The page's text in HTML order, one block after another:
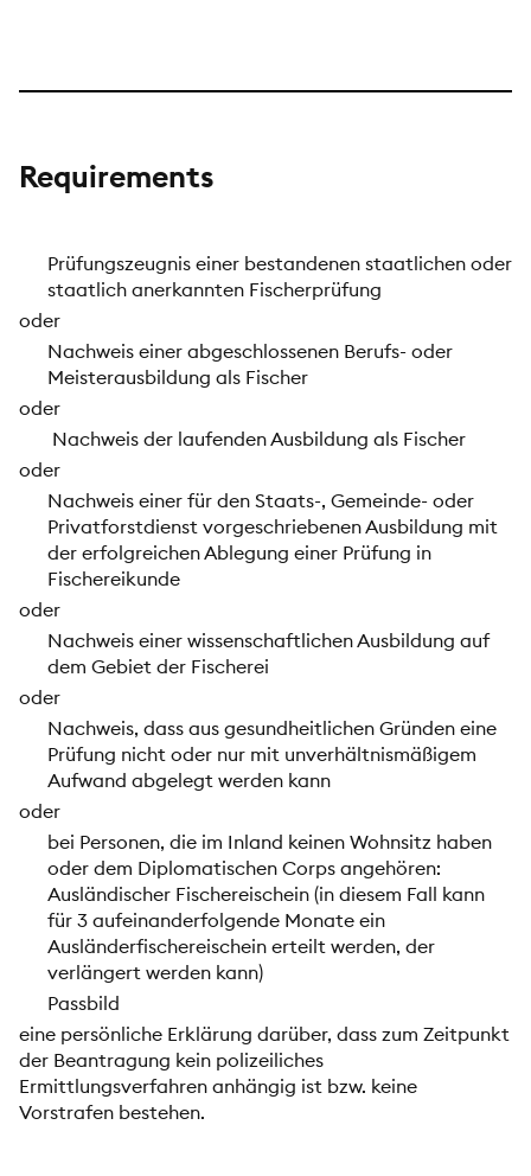
Requirements
Prüfungszeugnis einer bestandenen staatlichen oder
staatlich anerkannten Fischerprüfung
oder
Nachweis einer abgeschlossenen Berufs- oder
Meisterausbildung als Fischer
oder
Nachweis der laufenden Ausbildung als Fischer
oder
Nachweis einer für den Staats-, Gemeinde- oder
Privatforstdienst vorgeschriebenen Ausbildung mit
der erfolgreichen Ablegung einer Prüfung in
Fischereikunde
oder
Nachweis einer wissenschaftlichen Ausbildung auf
dem Gebiet der Fischerei
oder
Nachweis, dass aus gesundheitlichen Gründen eine
Prüfung nicht oder nur mit unverhältnismäßigem
Aufwand abgelegt werden kann
oder
bei Personen, die im Inland keinen Wohnsitz haben
oder dem Diplomatischen Corps angehören:
Ausländischer Fischereischein (in diesem Fall kann
für 3 aufeinanderfolgende Monate ein
Ausländerfischereischein erteilt werden, der
verlängert werden kann)
Passbild
eine persönliche Erklärung darüber, dass zum Zeitpunkt
der Beantragung kein polizeiliches
Ermittlungsverfahren anhängig ist bzw. keine
Vorstrafen bestehen.